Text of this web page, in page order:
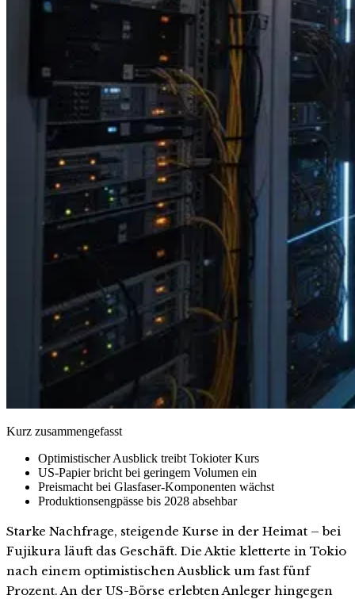
Kurz zusammengefasst
Optimistischer Ausblick treibt Tokioter Kurs
US-Papier bricht bei geringem Volumen ein
Preismacht bei Glasfaser-Komponenten wächst
Produktionsengpässe bis 2028 absehbar
Starke Nachfrage, steigende Kurse in der Heimat – bei
Fujikura läuft das Geschäft. Die Aktie kletterte in Tokio
nach einem optimistischen Ausblick um fast fünf
Prozent. An der US-Börse erlebten Anleger hingegen